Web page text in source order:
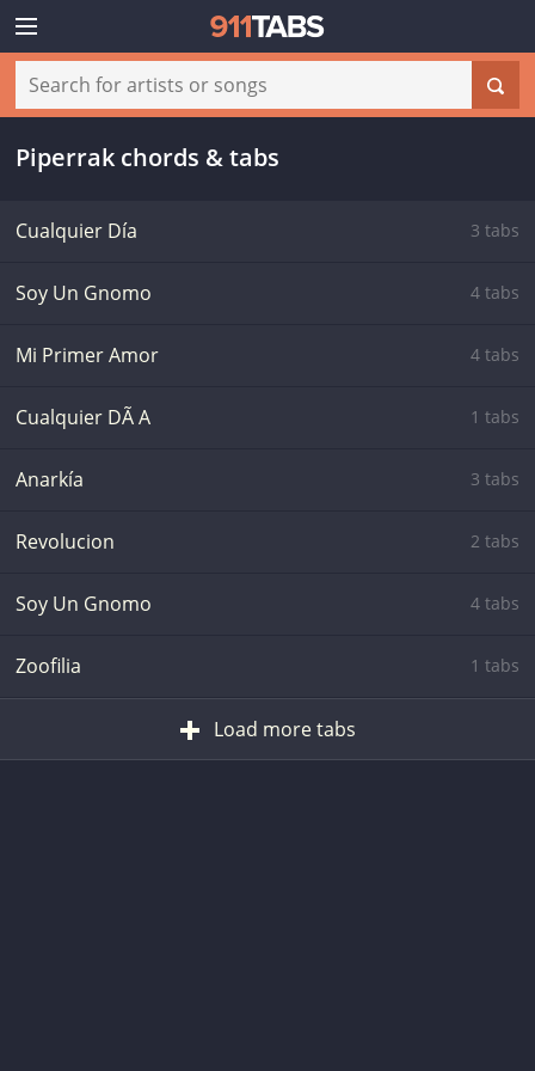
Piperrak chords & tabs
Cualquier Día 3 tabs
Soy Un Gnomo 4 tabs
Mi Primer Amor 4 tabs
Cualquier DÃ A 1 tabs
Anarkía 3 tabs
Revolucion 2 tabs
Soy Un Gnomo 4 tabs
Zoofilia 1 tabs
Load more tabs